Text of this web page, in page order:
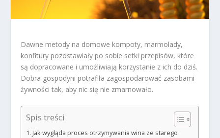
Dawne metody na domowe kompoty, marmolady,
konfitury pozostawiały po sobie setki przepisów, które
są dopracowane i umożliwiają korzystanie z ich do dziś.
Dobra gospodyni potrafiła zagospodarować zasobami
żywności tak, aby nic się nie zmarnowało.
Spis treści
Jak wygląda proces otrzymywania wina ze starego